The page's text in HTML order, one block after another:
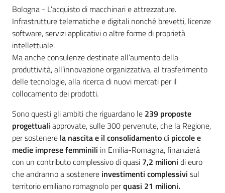
Contenuto
Bologna - L’acquisto di macchinari e attrezzature.
Infrastrutture telematiche e digitali nonché brevetti, licenze
software, servizi applicativi o altre forme di proprietà
intellettuale.
Ma anche consulenze destinate all’aumento della
produttività, all’innovazione organizzativa, al trasferimento
delle tecnologie, alla ricerca di nuovi mercati per il
collocamento dei prodotti.
Sono questi gli ambiti che riguardano le 239 proposte
progettuali approvate, sulle 300 pervenute, che la Regione,
per sostenere la nascita e il consolidamentodi piccole e
medie imprese femminili in Emilia-Romagna, finanzierà
con un contributo complessivo di quasi 7,2 milioni di euro
che andranno a sostenere investimenti complessivi sul
territorio emiliano romagnolo perquasi 21 milioni.